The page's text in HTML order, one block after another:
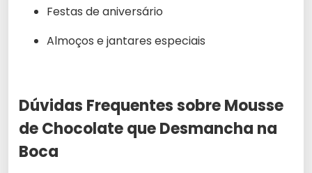
Festas de aniversário
Almoços e jantares especiais
Dúvidas Frequentes sobre Mousse
de Chocolate que Desmancha na
Boca